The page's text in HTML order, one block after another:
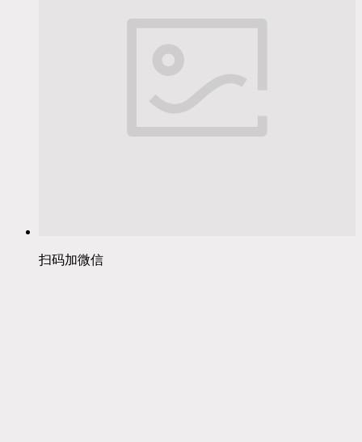
扫码加微信